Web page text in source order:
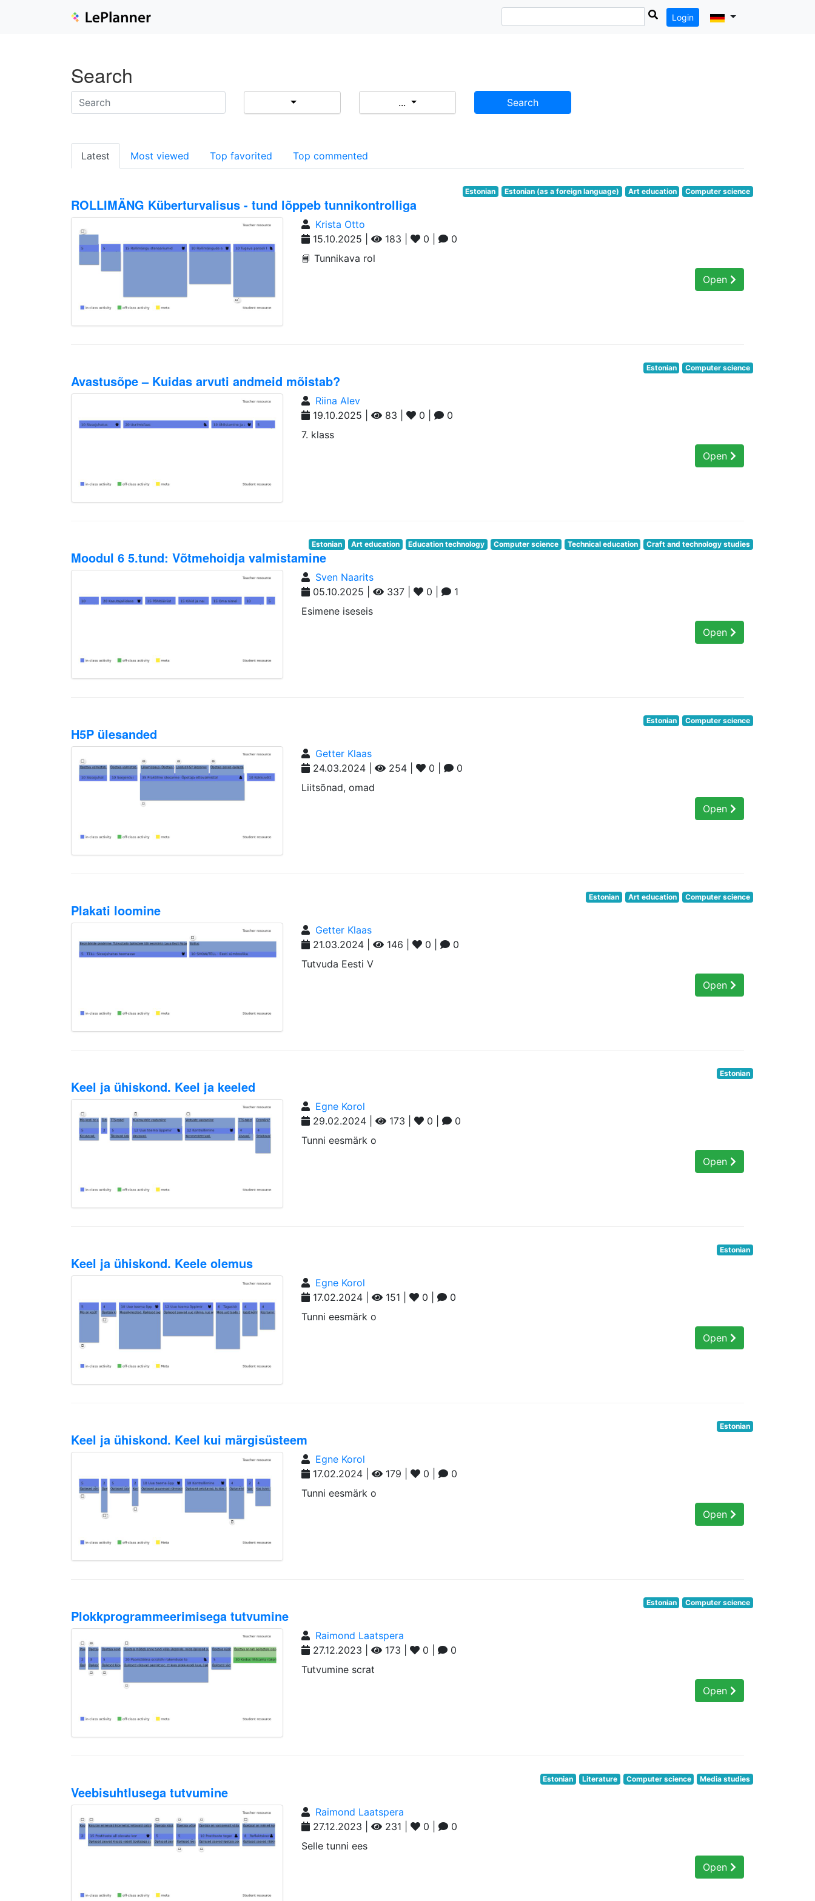
Login
Search
... Search
Latest Most viewed Top favorited Top commented
Estonian Estonian (as a foreign language) Art education Computer science
ROLLIMÄNG Küberturvalisus - tund lõppeb tunnikontrolliga
Krista Otto
15.10.2025 |
183 | 0 |
0
📘 Tunnikava rol
Open
Estonian Computer science
Avastusõpe – Kuidas arvuti andmeid mõistab?
Riina Alev
19.10.2025 |
83 | 0 |
0
7. klass
Open
Estonian Art education Education technology Computer science Technical education Craft and technology studies
Moodul 6 5.tund: Võtmehoidja valmistamine
Sven Naarits
05.10.2025 |
337 | 0 |
1
Esimene iseseis
Open
Estonian Computer science
H5P ülesanded
Getter Klaas
24.03.2024 |
254 | 0 |
0
Liitsõnad, omad
Open
Estonian Art education Computer science
Plakati loomine
Getter Klaas
21.03.2024 |
146 | 0 |
0
Tutvuda Eesti V
Open
Estonian
Keel ja ühiskond. Keel ja keeled
Egne Korol
29.02.2024 |
173 | 0 |
0
Tunni eesmärk o
Open
Estonian
Keel ja ühiskond. Keele olemus
Egne Korol
17.02.2024 |
151 | 0 |
0
Tunni eesmärk o
Open
Estonian
Keel ja ühiskond. Keel kui märgisüsteem
Egne Korol
17.02.2024 |
179 | 0 |
0
Tunni eesmärk o
Open
Estonian Computer science
Plokkprogrammeerimisega tutvumine
Raimond Laatspera
27.12.2023 |
173 | 0 |
0
Tutvumine scrat
Open
Estonian Literature Computer science Media studies
Veebisuhtlusega tutvumine
Raimond Laatspera
27.12.2023 |
231 | 0 |
0
Selle tunni ees
Open